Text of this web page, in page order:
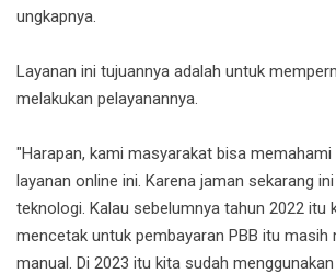
ungkapnya.
Layanan ini tujuannya adalah untuk
melakukan pelayanannya.
"Harapan, kami masyarakat bisa memahami
layanan online ini. Karena jaman sekarang
teknologi. Kalau sebelumnya tahun 2022 itu
mencetak untuk pembayaran PBB itu masih
manual. Di 2023 itu kita sudah